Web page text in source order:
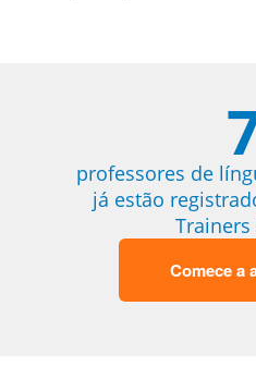
professores de
já estão
Trainers
Comece a